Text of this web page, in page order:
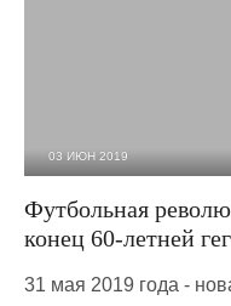
03 ИЮН 2019
Футбольная
конец 60-летней
31 мая 2019 года -